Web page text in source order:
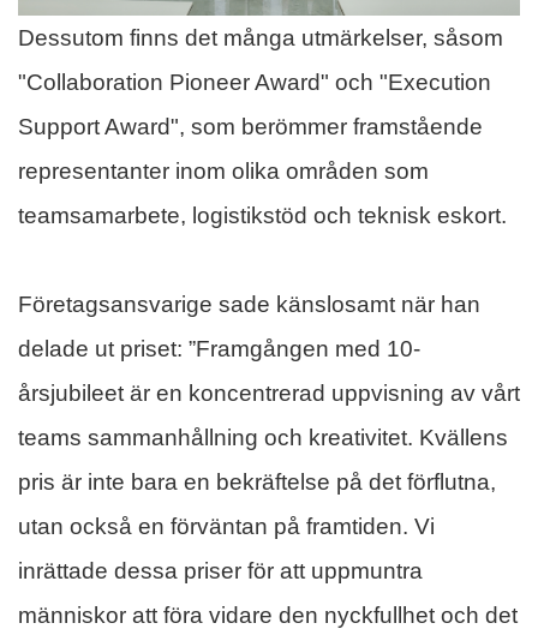
Dessutom finns det många utmärkelser, såsom
"Collaboration Pioneer Award" och "Execution
Support Award", som berömmer framstående
representanter inom olika områden som
teamsamarbete, logistikstöd och teknisk eskort.
Företagsansvarige sade känslosamt när han
delade ut priset: ”Framgången med 10-
årsjubileet är en koncentrerad uppvisning av vårt
teams sammanhållning och kreativitet. Kvällens
pris är inte bara en bekräftelse på det förflutna,
utan också en förväntan på framtiden. Vi
inrättade dessa priser för att uppmuntra
människor att föra vidare den nyckfullhet och det